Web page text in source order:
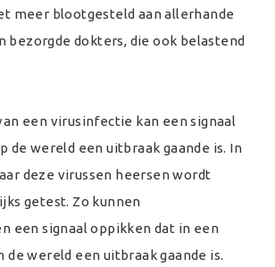
meer blootgesteld aan allerhande
bezorgde dokters, die ook belastend
een virusinfectie kan een signaal
de wereld een uitbraak gaande is. In
deze virussen heersen wordt
getest. Zo kunnen
een signaal oppikken dat in een
de wereld een uitbraak gaande is.